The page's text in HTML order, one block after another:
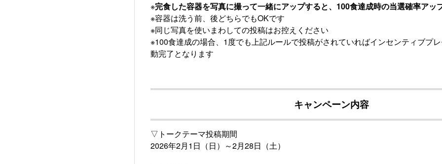
※完食した容器を写真に撮って一緒にアップすると、100食達成時の当選確率アッ
※容器は洗う前、後どちらでもOKです
※同じ写真を使いまわしての投稿はお控えください
※100食達成の場合、1度でも上記ルールで投稿がされていればインセンティブプ
動完了となります
キャンペーン内容
▽トークテーマ投稿期間
2026年2月1日（日）～2月28日（土）